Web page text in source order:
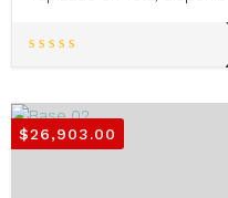
$26,903.00